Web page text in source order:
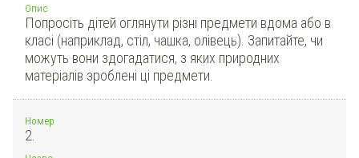
Опис
Попросіть дітей оглянути різні предмети вдома або в
класі (наприклад, стіл, чашка, олівець). Запитайте, чи
можуть вони здогадатися, з яких природних
матеріалів зроблені ці предмети.
Номер
2.